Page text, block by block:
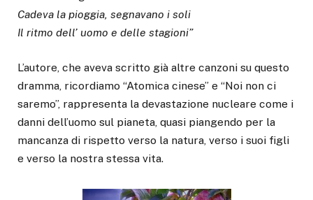
Cadeva la pioggia, segnavano i soli
Il ritmo dell’ uomo e delle stagioni”
L’autore, che aveva scritto già altre canzoni su questo
dramma, ricordiamo “Atomica cinese” e “Noi non ci
saremo”, rappresenta la devastazione nucleare come i
danni dell’uomo sul pianeta, quasi piangendo per la
mancanza di rispetto verso la natura, verso i suoi figli
e verso la nostra stessa vita.